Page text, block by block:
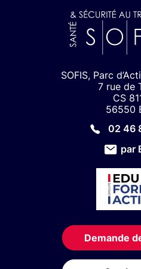
SOFIS, Parc
7 rue de
CS
56550
02 46
par
Demande